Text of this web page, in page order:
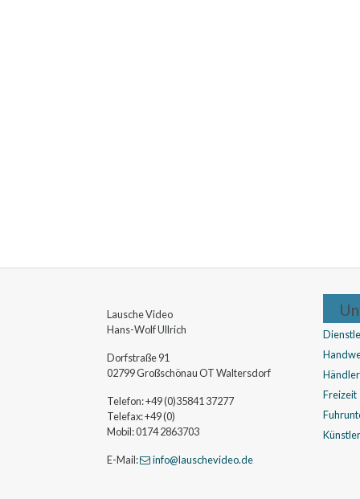
Lausche Video
Hans-WolfUllrich
Dorfstraße 91
02799Großschönau OT Waltersdorf
Telefon:+49 (0)35841 37277
Telefax:+49 (0)
Mobil:0174 2863703
E-Mail: info@lauschevideo.de
Händler
Freizeit
Künstler